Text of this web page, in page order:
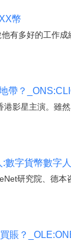
幣
有多好的工作
帶？
影星主演。雖
數字貨幣數字
研究院、德
賬？